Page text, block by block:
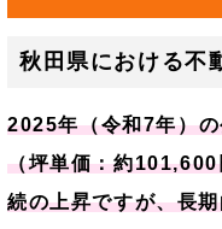
秋田県における不
2025年（令和7年）
（坪単価：約
続の上昇ですが、長